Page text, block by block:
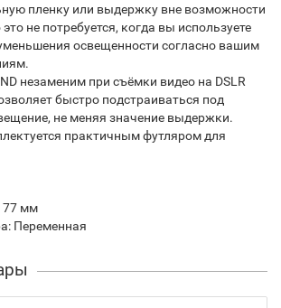
пленку или выдержку вне возможности
не потребуется, когда вы используете
освещенности согласно вашим
незаменим при съёмки видео на DSLR
быстро подстраиваться под
не меняя значение выдержки.
практичным футляром для
77 мм
Переменная